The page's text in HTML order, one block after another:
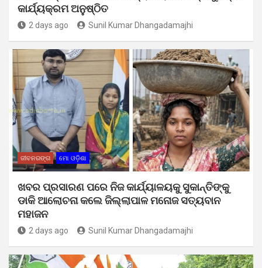
କାର୍ଯ୍ୟକ୍ରମ ଅନୁଷ୍ଠିତ
2 days ago Sunil Kumar Dhangadamajhi
ଜୀବନରଙ୍ଗ ମୋ ଓଡ଼ିଶା
ଖବର ପ୍ରସାରଣ ପରେ ନିଜ କାର୍ଯ୍ୟାଳୟକୁ ସୁକାନ୍ତିଙ୍କୁ
ଡାକି ଆଲୋଚନା କଲେ ଜିଲ୍ଲାପାଳ ମନୋଜ ସତ୍ୟବାନ
ମହାଜନ
2 days ago Sunil Kumar Dhangadamajhi